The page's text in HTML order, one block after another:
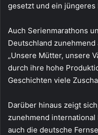
gesetzt und ein
Auch Serienmarathons
Deutschland
„Unsere Mütter, unsere
durch ihre hohe
Geschichten viele
Darüber hinaus zeigt
zunehmend
auch die deutsche